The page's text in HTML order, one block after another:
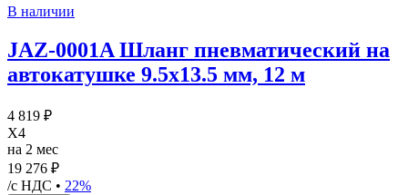
В наличии
JAZ-0001A Шланг пневматический на
автокатушке 9.5х13.5 мм, 12 м
4 819 ₽
X4
на 2 мес
19 276 ₽
/с НДС • 22%